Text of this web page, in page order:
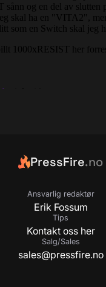
PressFire.no
Ansvarlig redaktør
Erik Fossum
Tips
Kontakt oss her
Salg/Sales
sales@pressfire.no